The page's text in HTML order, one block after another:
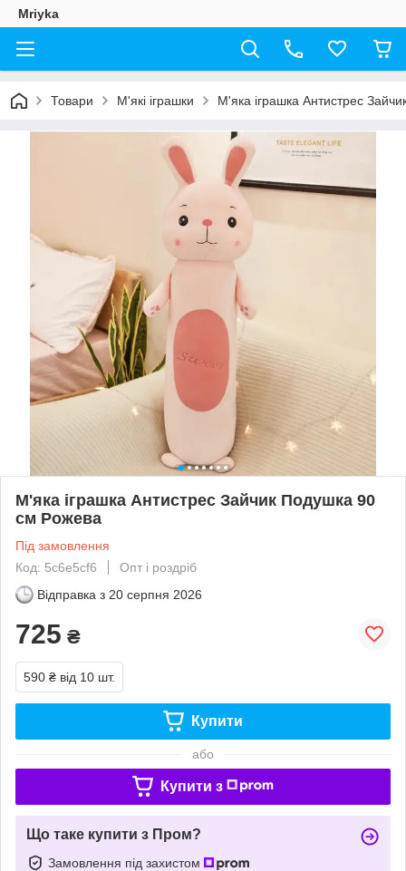
Mriyka
Товари М'які іграшки М'яка іграшка Антистрес
М'яка іграшка Антистрес Зайчик Подушка 90
см Рожева
Під замовлення
Код: 5c6e5cf6
Опт і роздріб
Відправка з 20 серпня 2026
725 ₴
590 ₴ від 10 шт.
Купити
або
Купити з
Що таке купити з Пром?
Замовлення під захистом